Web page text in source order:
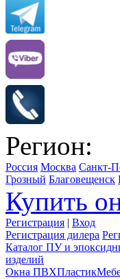
Регион:
Россия Москва Санкт-
Грозный Благовещенск
Купить
Регистрация | Вход
Регистрация дилера
Каталог ПУ и
изделий
Окна ПВХПластик